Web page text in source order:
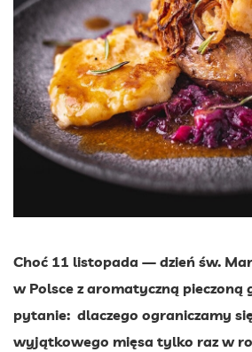
Choć 11 listopada — dzień św.
w Polsce z aromatyczną pieczoną
pytanie: dlaczego ograniczamy
wyjątkowego mięsa tylko raz w